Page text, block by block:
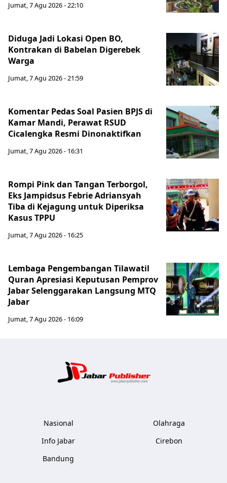
Jumat, 7 Agu 2026 - 22:10
Diduga Jadi Lokasi Open BO,
Kontrakan di Babelan Digerebek
Warga
Jumat, 7 Agu 2026 - 21:59
Komentar Pedas Soal Pasien BPJS di
Kamar Mandi, Perawat RSUD
Cicalengka Resmi Dinonaktifkan
Jumat, 7 Agu 2026 - 16:31
Rompi Pink dan Tangan Terborgol,
Eks Jampidsus Febrie Adriansyah
Tiba di Kejagung untuk Diperiksa
Kasus TPPU
Jumat, 7 Agu 2026 - 16:25
Lembaga Pengembangan Tilawatil
Quran Apresiasi Keputusan Pemprov
Jabar Selenggarakan Langsung MTQ
Jabar
Jumat, 7 Agu 2026 - 16:09
Nasional
Info Jabar
Bandung
Olahraga
Cirebon